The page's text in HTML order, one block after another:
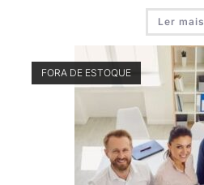
Ler mais
FORA DE ESTOQUE